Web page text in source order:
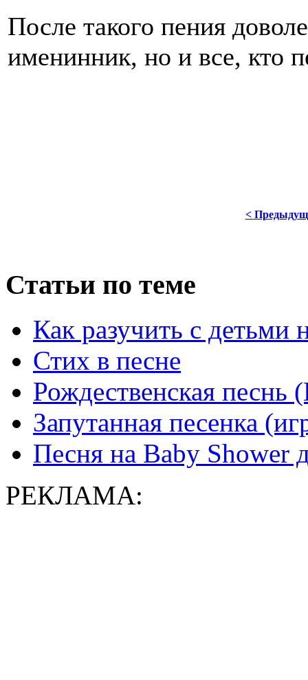
После такого пения
именинник, но и все, кто
<
Статьи по теме
Как разучить с
Стих в песне
Рождественская песнь
Запутанная песенка
Песня на Baby Shower
РЕКЛАМА: